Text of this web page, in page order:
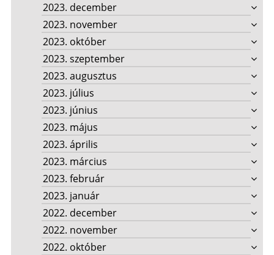
2023. december
2023. november
2023. október
2023. szeptember
2023. augusztus
2023. július
2023. június
2023. május
2023. április
2023. március
2023. február
2023. január
2022. december
2022. november
2022. október